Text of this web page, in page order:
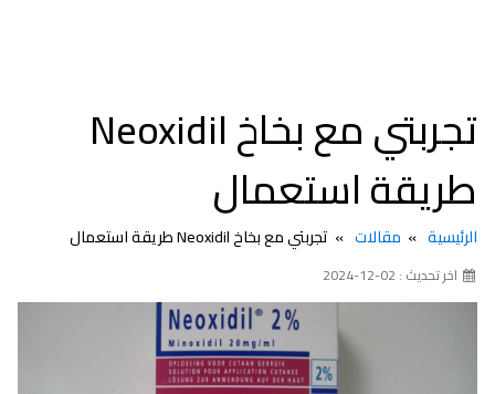
تجربتي مع بخاخ Neoxidil
طريقة استعمال
الرئيسية مقالات تجربتي مع بخاخ Neoxidil طريقة استعمال
اخر تحديث : 02-12-2024